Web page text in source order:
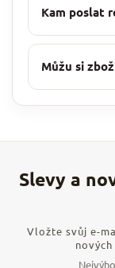
Kam poslat
Můžu si
Vložte svůj e-